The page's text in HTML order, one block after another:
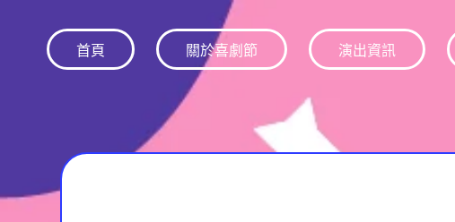
首頁 關於喜劇節 演出資訊